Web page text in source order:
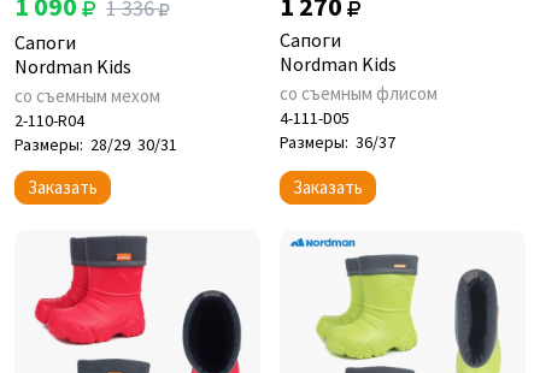
1 336
Сапоги
Nordman Kids
со съемным мехом
2-110-R04
Размеры: 28/29 30/31
Заказать
Сапоги
Nordman Kids
со съемным флисом
4-111-D05
Размеры: 36/37
Заказать